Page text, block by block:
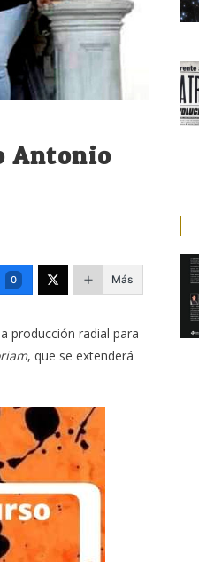
Antonio
0 Más
producción radial para
, que se extenderá